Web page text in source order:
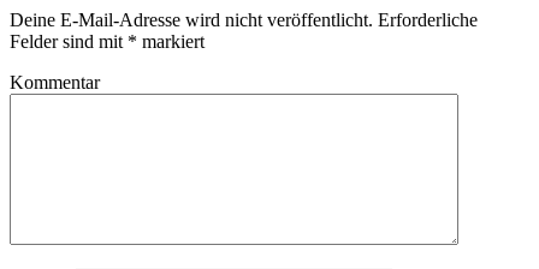
Deine E-Mail-Adresse wird nicht veröffentlicht. Erforderliche
Felder sind mit * markiert
Kommentar